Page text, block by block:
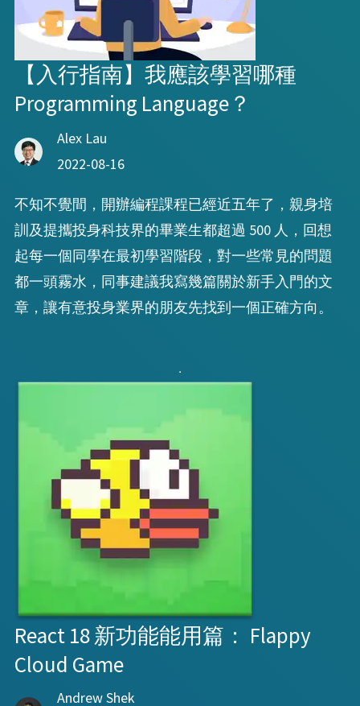
【入行指南】我應該學習哪種
Programming Language？
Alex Lau
2022-08-16
不知不覺間，開辦編程課程已經近五年了，親身培
訓及提攜投身科技界的畢業生都超過 500 人，回想
起每一個同學在最初學習階段，對一些常見的問題
都一頭霧水，同事建議我寫幾篇關於新手入門的文
章，讓有意投身業界的朋友先找到一個正確方向。
React 18 新功能能用篇： Flappy
Cloud Game
Andrew Shek